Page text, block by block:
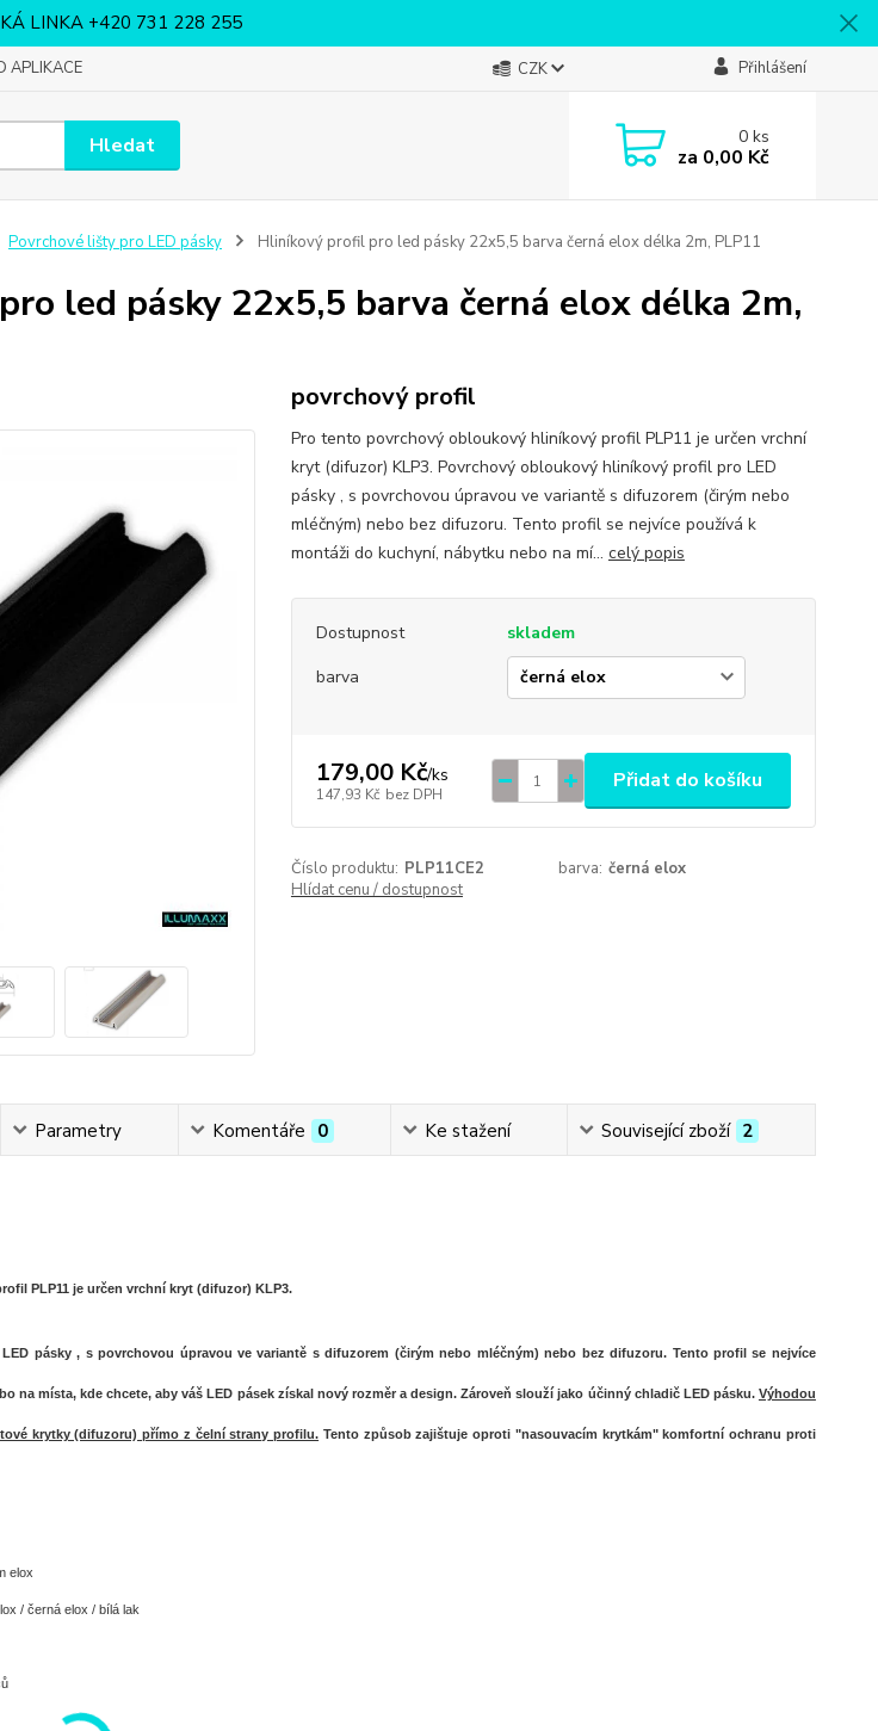
LINKA +420 731 228 255
APLIKACE CZK Přihlášení
Hledat 0ks
za 0,00 Kč
Povrchové lišty pro LED pásky Hliníkový profil pro led pásky 22x5,5 barva černá elox délka 2m, PLP11
led pásky 22x5,5 barva černá elox délka 2m,
povrchový profil
Pro tento povrchový obloukový hliníkový profil PLP11 je určen vrchní
kryt (difuzor) KLP3. Povrchový obloukový hliníkový profil pro LED
pásky , s povrchovou úpravou ve variantě s difuzorem (čirým nebo
mléčným) nebo bez difuzoru. Tento profil se nejvíce používá k
montáži do kuchyní, nábytku nebo na mí... celý popis
Dostupnost
skladem
barva
179,00 Kč/ks
147,93 Kč bez DPH
Přidat do košíku
Číslo produktu: PLP11CE2 barva: černá elox
Hlídat cenu / dostupnost
Parametry Komentáře 0 Ke stažení Související zboží 2
PLP11 je určen vrchní kryt (difuzor) KLP3.
pásky , s povrchovou úpravou ve variantě s difuzorem (čirým nebo mléčným) nebo bez difuzoru. Tento profil se nejvíce
na místa, kde chcete, aby váš LED pásek získal nový rozměr a design. Zároveň slouží jako účinný chladič LED pásku. Výhodou
krytky (difuzoru) přímo z čelní strany profilu. Tento způsob zajištuje oproti "nasouvacím krytkám" komfortníochranu proti
elox
/ černá elox / bílá lak